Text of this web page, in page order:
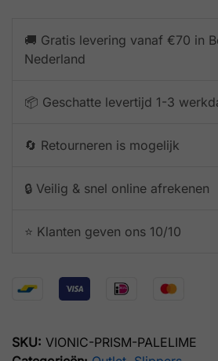
🚚 Gratis levering vanaf €70 in
Nederland
📦 Geschatte levertijd 1-3
🔄 Retourneren is mogelijk
🔒 Veilig & snel online afrekenen
⭐️ Klanten geven ons 10/10
SKU: VIONIC-PRISM-PALELIME